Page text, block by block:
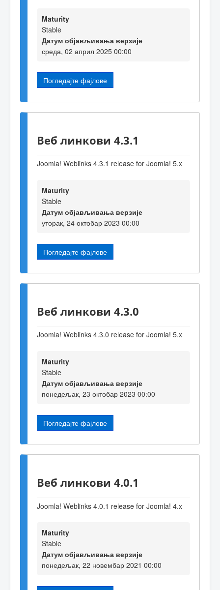
Maturity
Stable
Датум објављивања верзије
среда, 02 април 2025 00:00
Погледајте фајлове
Веб линкови 4.3.1
Joomla! Weblinks 4.3.1 release for Joomla! 5.x
Maturity
Stable
Датум објављивања верзије
уторак, 24 октобар 2023 00:00
Погледајте фајлове
Веб линкови 4.3.0
Joomla! Weblinks 4.3.0 release for Joomla! 5.x
Maturity
Stable
Датум објављивања верзије
понедељак, 23 октобар 2023 00:00
Погледајте фајлове
Веб линкови 4.0.1
Joomla! Weblinks 4.0.1 release for Joomla! 4.x
Maturity
Stable
Датум објављивања верзије
понедељак, 22 новембар 2021 00:00